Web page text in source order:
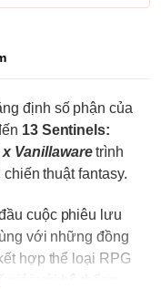
định số phận của
13 Sentinels:
Vanillawaretrình
thuật fantasy.
cuộc phiêu lưu
với những đồng
hợp thể loại RPG